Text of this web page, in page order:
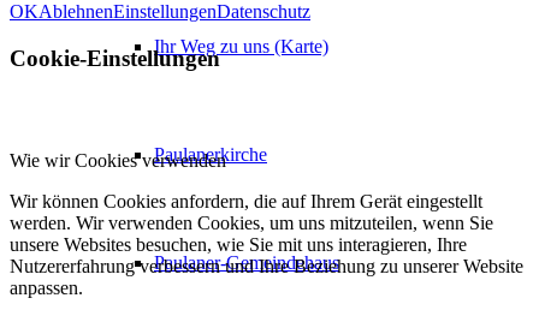
Ihr Weg zu uns (Karte)
Paulanerkirche
Paulaner-Gemeindehaus
OKAblehnenEinstellungenDatenschutz
Cookie-Einstellungen
Wie wir Cookies verwenden
Wir können Cookies anfordern, die auf Ihrem Gerät eingestellt
werden. Wir verwenden Cookies, um uns mitzuteilen, wenn Sie
unsere Websites besuchen, wie Sie mit uns interagieren, Ihre
Nutzererfahrung verbessern und Ihre Beziehung zu unserer Website
anpassen.